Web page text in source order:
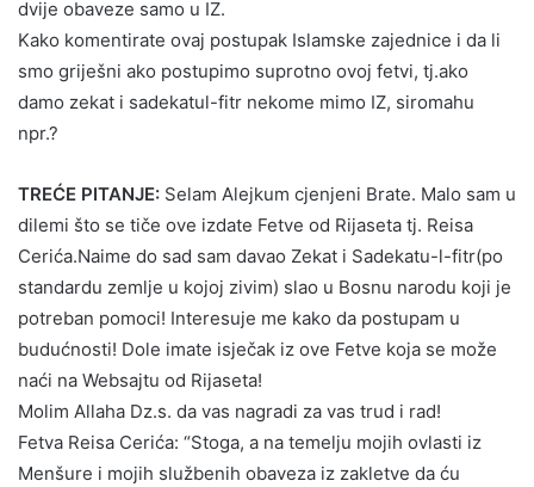
dvije obaveze samo u IZ.
Kako komentirate ovaj postupak Islamske zajednice i da li
smo griješni ako postupimo suprotno ovoj fetvi, tj.ako
damo zekat i sadekatul-fitr nekome mimo IZ, siromahu
npr.?
TREĆE PITANJE: Selam Alejkum cjenjeni Brate. Malo sam u
dilemi što se tiče ove izdate Fetve od Rijaseta tj. Reisa
Cerića.Naime do sad sam davao Zekat i Sadekatu-l-fitr(po
standardu zemlje u kojoj zivim) slao u Bosnu narodu koji je
potreban pomoci! Interesuje me kako da postupam u
budućnosti! Dole imate isječak iz ove Fetve koja se može
naći na Websajtu od Rijaseta!
Molim Allaha Dz.s. da vas nagradi za vas trud i rad!
Fetva Reisa Cerića: “Stoga, a na temelju mojih ovlasti iz
Menšure i mojih službenih obaveza iz zakletve da ću